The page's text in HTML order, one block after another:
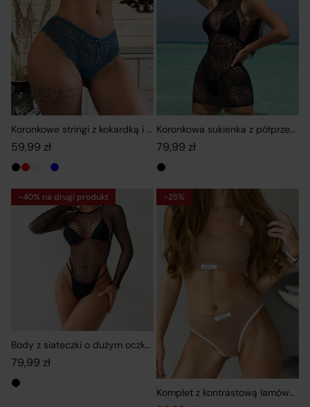
Koronkowe stringi z kokardką i ażurowym wzorem
59,99 zł
Koronkowa sukienka z
79,99 zł
-40% na drugi produkt
Body z siateczki o dużym oczku i długim rękawem
79,99 zł
-25%
Komplet z kontrastową lamówką